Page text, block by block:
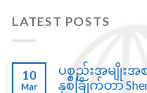
LATEST POSTS
10
Mar
ပစ္စည်းအမျိုးအ
နှစ်ခြိုက်တာ